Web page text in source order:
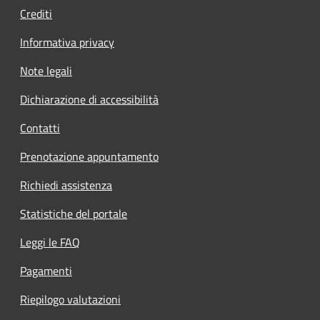
Crediti
Informativa privacy
Note legali
Dichiarazione di accessibilità
Contatti
Prenotazione appuntamento
Richiedi assistenza
Statistiche del portale
Leggi le FAQ
Pagamenti
Riepilogo valutazioni